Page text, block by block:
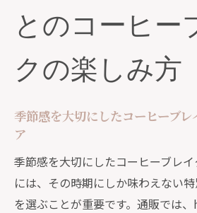
とのコーヒー
クの楽しみ方
季節感を大切にしたコーヒーブレ
ア
季節感を大切にしたコーヒーブレ
には、その時期にしか味わえない
を選ぶことが重要です。通販では